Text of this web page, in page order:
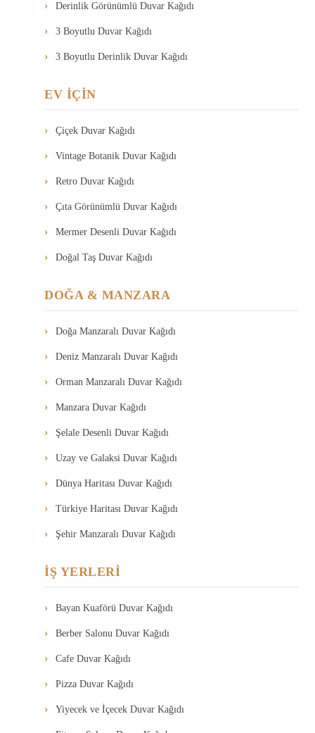
Derinlik Görünümlü Duvar Kağıdı
3 Boyutlu Duvar Kağıdı
3 Boyutlu Derinlik Duvar Kağıdı
EV İÇİN
Çiçek Duvar Kağıdı
Vintage Botanik Duvar Kağıdı
Retro Duvar Kağıdı
Çıta Görünümlü Duvar Kağıdı
Mermer Desenli Duvar Kağıdı
Doğal Taş Duvar Kağıdı
DOĞA & MANZARA
Doğa Manzaralı Duvar Kağıdı
Deniz Manzaralı Duvar Kağıdı
Orman Manzaralı Duvar Kağıdı
Manzara Duvar Kağıdı
Şelale Desenli Duvar Kağıdı
Uzay ve Galaksi Duvar Kağıdı
Dünya Haritası Duvar Kağıdı
Türkiye Haritası Duvar Kağıdı
Şehir Manzaralı Duvar Kağıdı
İŞ YERLERİ
Bayan Kuaförü Duvar Kağıdı
Berber Salonu Duvar Kağıdı
Cafe Duvar Kağıdı
Pizza Duvar Kağıdı
Yiyecek ve İçecek Duvar Kağıdı